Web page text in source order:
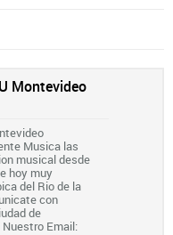
Montevideo
Musica las
musical desde
hoy muy
del Rio de la
con
de
Nuestro Email: